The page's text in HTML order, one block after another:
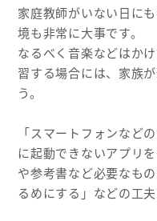
家庭教師がいない日に
境も非常に大事です。
なるべく音楽などはか
習する場合には、家族
う。
「スマートフォンなど
に起動できないアプリ
や参考書など必要なも
るめにする」などの工夫